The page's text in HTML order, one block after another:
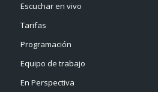
Escuchar en vivo
Tarifas
Programación
Equipo de trabajo
En Perspectiva